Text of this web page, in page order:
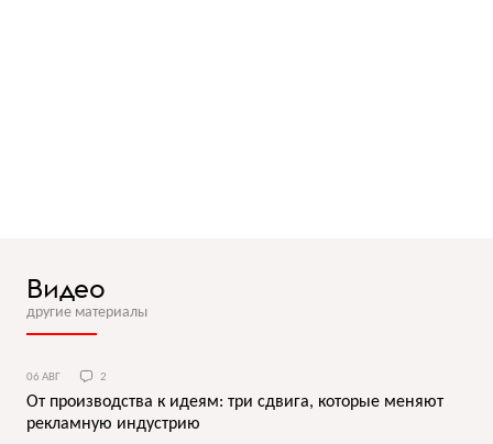
Видео
другие материалы
06 АВГ 2
От производства к идеям: три сдвига, которые меняют
рекламную индустрию